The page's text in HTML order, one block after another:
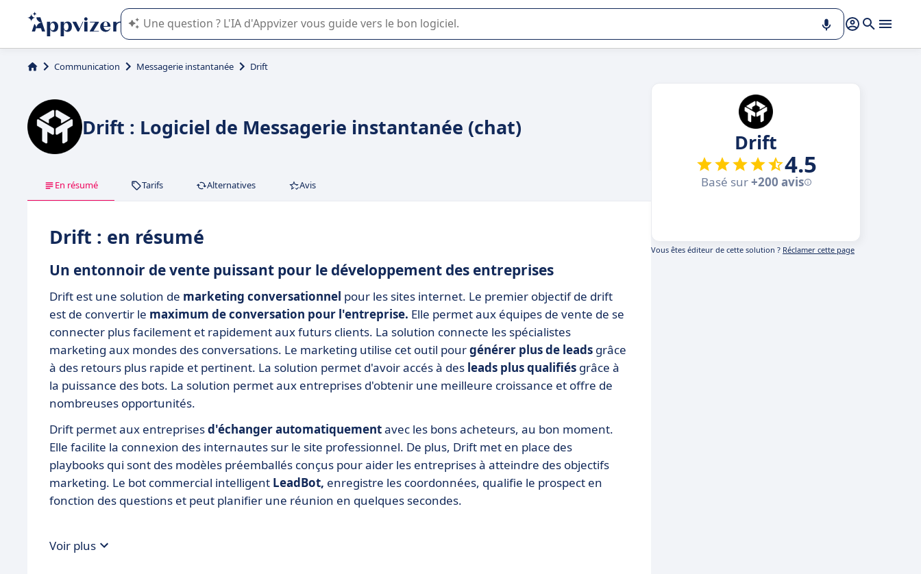
L'IA de Appvizer vous guide dans l'utilisation ou la sélection de logiciel SaaS en entreprise.
Communication Messagerie instantanée Drift
Drift : Logiciel de Messagerie instantanée (chat)
En résumé Tarifs Alternatives Avis
Drift : en résumé
Un entonnoir de vente puissant pour le développement des entreprises
Drift est une solution de marketing conversationnel pour les sites internet. Le premier objectif de drift
est de convertir le maximum de conversation pour l'entreprise. Elle permet aux équipes de vente de se
connecter plus facilement et rapidement aux futurs clients. La solution connecte les spécialistes
marketing aux mondes des conversations. Le marketing utilise cet outil pourgénérer plus de leads grâce
à des retours plus rapide et pertinent. La solution permet d'avoir accés à des leads plus qualifiés grâce à
la puissance des bots. La solution permet aux entreprises d'obtenir une meilleure croissance et offre de
nombreuses opportunités.
Drift permet aux entreprisesd'échanger automatiquementavec les bons acheteurs, au bon moment.
Elle facilite la connexion des internautes sur le site professionnel. De plus, Drift met en place des
playbooks qui sont des modèles préemballés conçus pour aider les entreprises à atteindre des objectifs
marketing. Le bot commercial intelligent LeadBot, enregistre les coordonnées, qualifie le prospect en
fonction des questions et peut planifier une réunion en quelques secondes.
Voir plus
Drift
4.5
Basé sur+200 avis
Vous êtes éditeur de cette solution ? Réclamer cette page